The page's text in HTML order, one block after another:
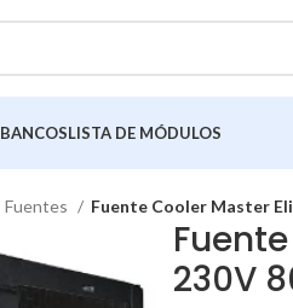
BANCOSLISTA DE MÓDULOS
Fuentes Fuente Cooler Master
230V